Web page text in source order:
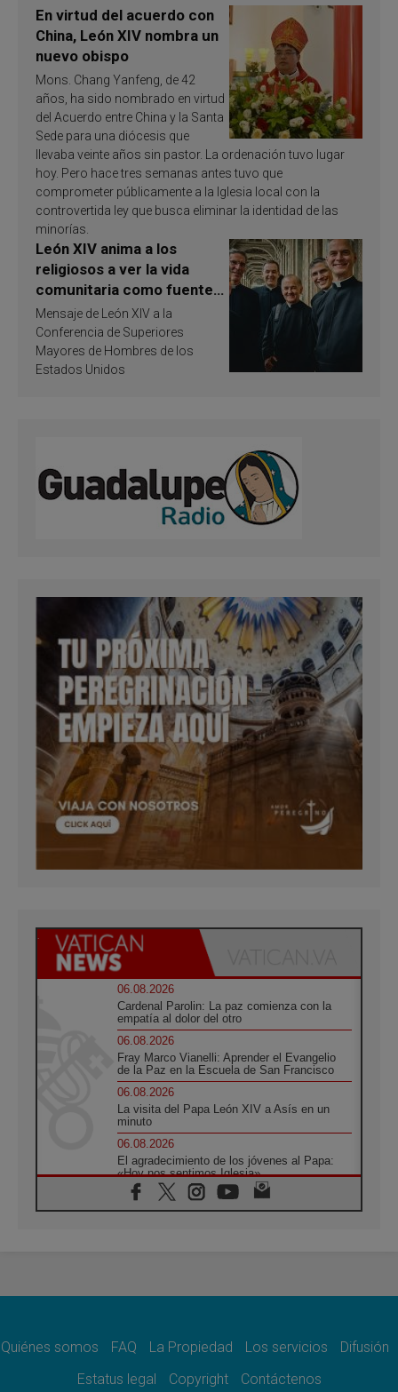
En virtud del acuerdo con
China, León XIV nombra un
nuevo obispo
Mons. Chang Yanfeng, de 42
años, ha sido nombrado en virtud
del Acuerdo entre China y la Santa
Sede para una diócesis que
llevaba veinte años sin pastor. La ordenación tuvo lugar
hoy. Pero hace tres semanas antes tuvo que
comprometer públicamente a la Iglesia local con la
controvertida ley que busca eliminar la identidad de las
minorías.
León XIV anima a los
religiosos a ver la vida
comunitaria como fuente
de inspiración y
santificación
Mensaje de León XIV a la
Conferencia de Superiores
Mayores de Hombres de los
Estados Unidos
06.08.2026
Cardenal Parolin: La paz comienza con la
empatía al dolor del otro
06.08.2026
Fray Marco Vianelli: Aprender el Evangelio
de la Paz en la Escuela de San Francisco
06.08.2026
La visita del Papa León XIV a Asís en un
minuto
06.08.2026
El agradecimiento de los jóvenes al Papa:
«Hoy nos sentimos Iglesia»
06.08.2026
Líbano: Reanudan los coloquios en Roma en
paz
Sturla: La visita de León XIV será una buena
Quiénes somos FAQ La Propiedad Los servicios
Difusión
Estatus legal
Copyright Contáctenos